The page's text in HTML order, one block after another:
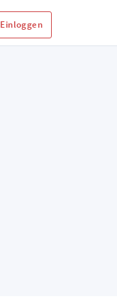
Einloggen